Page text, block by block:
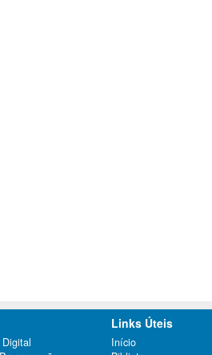
Links Úteis
Início